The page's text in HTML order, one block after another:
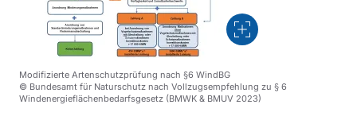
Vergrößern
Modifizierte Artenschutzprüfung nach §6 WindBG
© Bundesamt für Naturschutz nach Vollzugsempfehlung zu § 6
Windenergieflächenbedarfsgesetz (BMWK & BMUV 2023)